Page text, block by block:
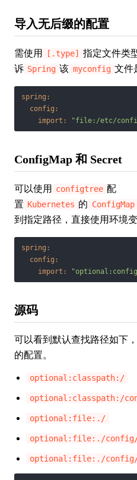
导入无后缀的配置
需使用 [.type] 指定文件类
诉 Spring 该 myconfig 文件
spring:
config:
import:
"file:/etc/
ConfigMap 和 Secret
可以使用 configtree 配
置 Kubernetes 的 ConfigMap
到指定路径，直接使用环境变
spring:
config:
import:
源码
可以看到默认查找路径如下
的配置。
optional:classpath:/
optional:classpath:/
optional:file:./
optional:file:./
optional:file:./